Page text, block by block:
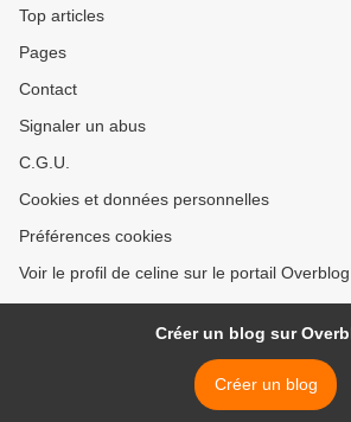
Top articles
Pages
Contact
Signaler un abus
C.G.U.
Cookies et données personnelles
Préférences cookies
Voir le profil de celine sur le portail Overblog
Créer un blog sur
Créer un blog